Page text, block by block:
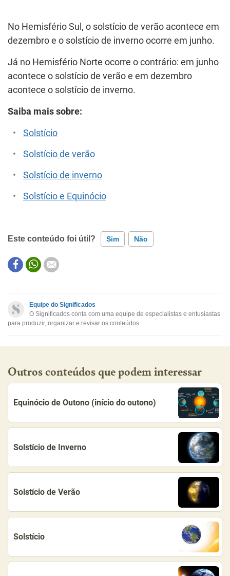
No Hemisfério Sul, o solstício de verão acontece em
dezembro e o solstício de inverno ocorre em junho.
Já no Hemisfério Norte ocorre o contrário: em junho
acontece o solstício de verão e em dezembro
acontece o solstício de inverno.
Saiba mais sobre:
Solstício
Solstício de verão
Solstício de inverno
Solstício e Equinócio
Este conteúdo foi útil? Sim Não
Este conteúdo não tem a informação que procuro
Outro
Equipe do Significados
O Significados conta com uma equipe de especialistas e entusiastas
para produzir, organizar e revisar os conteúdos.
Outros conteúdos que podem interessar
Equinócio de Outono (início do outono)
Solstício de Inverno
Solstício de Verão
Solstício